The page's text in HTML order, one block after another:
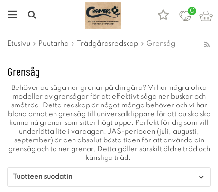
0
Etusivu Puutarha Trädgårdsredskap Grensåg
Grensåg
Behöver du såga ner grenar på din gård? Vi har några olika
modeller av grensågar för att effektivt såga ner buskar och
småträd. Detta redskap är något många behöver och vi har
bland annat en grensåg till universalklippare för att du ska ska
kunna nå grenar som sitter högt uppe. Perfekt för dig som vill
underlätta lite i vardagen. JAS-perioden (juli, augusti,
september) är den absolut bästa tiden för att använda din
grensåg och ta ner grenar. Detta gäller särskilt äldre träd och
känsliga träd.
Tuotteen suodatin